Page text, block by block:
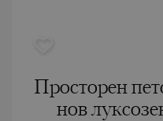
Просторен
нов